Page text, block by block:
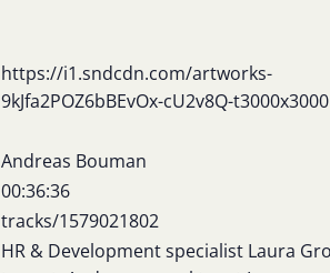
https://i1.sndcdn.com/artworks-
9kJfa2POZ6bBEvOx-cU2v8Q-
Andreas Bouman
00:36:36
tracks/1579021802
HR & Development specialist Laura